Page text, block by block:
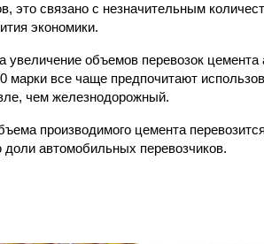
это связано с незначительным
экономики.
объемов перевозок цемента
марки все чаще предпочитают
чем железнодорожный.
производимого цемента
автомобильных перевозчиков.